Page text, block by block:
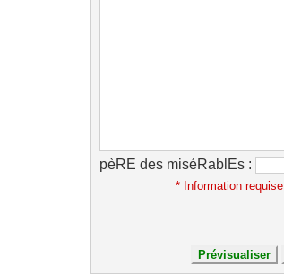
pèRE des miséRablEs :
* Information requise.